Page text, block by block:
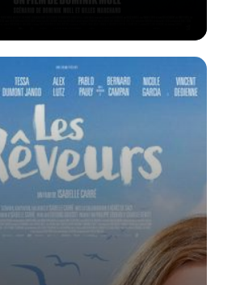
Film réalisé par Dominik Moll
Voir la fiche du film